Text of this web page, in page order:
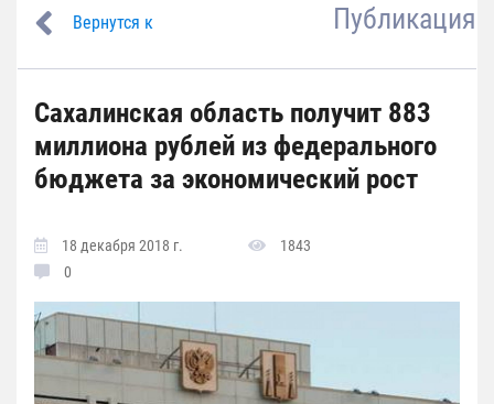
Вернутся к Публикация
Сахалинская область получит 883
миллиона рублей из федерального
бюджета за экономический рост
18 декабря 2018 г.
1843
0